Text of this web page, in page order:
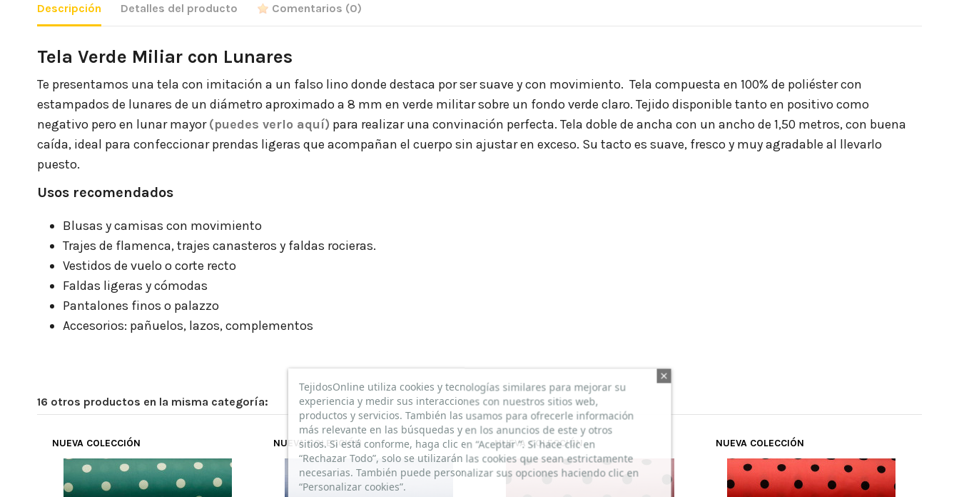
Descripción Detalles del producto Comentarios (0)
Tela Verde Miliar con Lunares
Te presentamos una tela con imitación a un falso lino donde destaca por ser suave y con movimiento. Tela compuesta en 100% de poliéster con
estampados de lunares de un diámetro aproximado a 8 mm en verde militar sobre un fondo verde claro. Tejido disponible tanto en positivo como
negativo pero en lunar mayor(puedes verlo aquí) para realizar una convinación perfecta. Tela doble de ancha con un ancho de 1,50 metros, con buena
caída, ideal para confeccionar prendas ligeras que acompañan el cuerpo sin ajustar en exceso. Su tacto es suave, fresco y muy agradable al llevarlo
puesto.
Usos recomendados
Blusas y camisas con movimiento
Trajes de flamenca, trajes canasteros y faldas rocieras.
Vestidos de vuelo o corte recto
Faldas ligeras y cómodas
Pantalones finos o palazzo
Accesorios: pañuelos, lazos, complementos
16 otros productos en la misma categoría:
NUEVA COLECCIÓN NUEVA COLECCIÓN NUEVA COLECCIÓN NUEVA COLECCIÓN
TejidosOnline utiliza cookies y tecnologías similares para mejorar su
experiencia y medir sus interacciones con nuestros sitios web,
productos y servicios. También las usamos para ofrecerle información
más relevante en las búsquedas y en los anuncios de este y otros
sitios. Si está conforme, haga clic en “Aceptar ”. Si hace clic en
“Rechazar Todo”, solo se utilizarán las cookies que sean estrictamente
necesarias. También puede personalizar sus opciones haciendo clic en
“Personalizar cookies”.